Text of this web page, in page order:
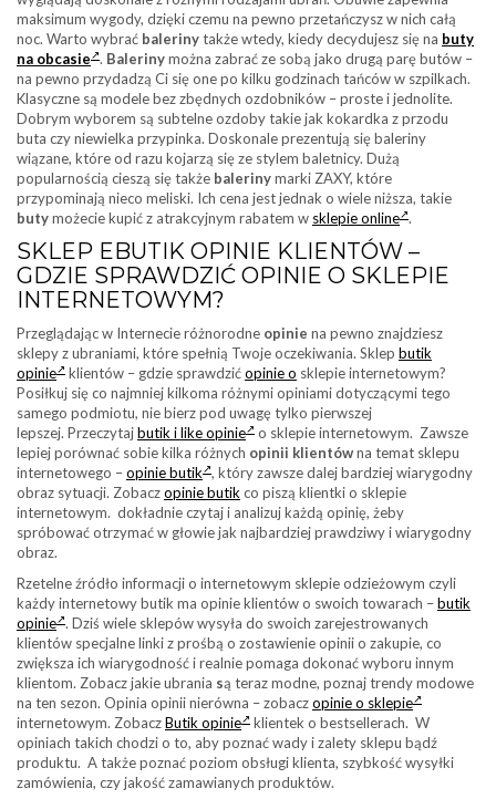
maksimum wygody, dzięki czemu na pewno przetańczysz w nich całą
noc. Warto wybrać balerinytakże wtedy, kiedy decydujesz się na buty
na obcasie . Balerinymożna zabrać ze sobą jako drugą parę butów –
na pewno przydadzą Ci się one po kilku godzinach tańców w szpilkach.
Klasyczne są modele bez zbędnych ozdobników – proste i jednolite.
Dobrym wyborem są subtelne ozdoby takie jak kokardka z przodu
buta czy niewielka przypinka. Doskonale prezentują się baleriny
wiązane, które od razu kojarzą się ze stylem baletnicy. Dużą
popularnością cieszą się także balerinymarki ZAXY, które
przypominają nieco meliski. Ich cena jest jednak o wiele niższa, takie
butymożecie kupić z atrakcyjnym rabatem w sklepie online .
SKLEP EBUTIK OPINIE KLIENTÓW –
GDZIE SPRAWDZIĆ OPINIE O SKLEPIE
INTERNETOWYM?
Przeglądając w Internecie różnorodne opinie na pewno znajdziesz
sklepy z ubraniami, które spełnią Twoje oczekiwania. Sklep butik
opinie
klientów – gdzie sprawdzićopinie o sklepie internetowym?
Posiłkuj się co najmniej kilkoma różnymi opiniami dotyczącymi tego
samego podmiotu, nie bierz pod uwagę tylko pierwszej
lepszej. Przeczytajbutik i like opinie
o sklepie internetowym. Zawsze
lepiej porównać sobie kilka różnych opinii klientówna temat sklepu
internetowego –opinie butik , który zawsze dalej bardziej wiarygodny
obraz sytuacji. Zobaczopinie butikco piszą klientki o sklepie
internetowym. dokładnie czytaj i analizuj każdą opinię, żeby
spróbować otrzymać w głowie jak najbardziej prawdziwy i wiarygodny
obraz.
Rzetelne źródło informacji o internetowym sklepie odzieżowym czyli
każdy internetowy butik ma opinie klientów o swoich towarach –butik
opinie . Dziś wiele sklepów wysyła do swoich zarejestrowanych
klientów specjalne linki z prośbą o zostawienie opinii o zakupie, co
zwiększa ich wiarygodność i realnie pomaga dokonać wyboru innym
klientom. Zobacz jakie ubrania są teraz modne, poznaj trendy modowe
na ten sezon. Opinia opinii nierówna – zobaczopinie o sklepie
internetowym. ZobaczButik opinie
klientek o bestsellerach. W
opiniach takich chodzi o to, aby poznać wady i zalety sklepu bądź
produktu. A także poznać poziom obsługi klienta, szybkość wysyłki
zamówienia, czy jakość zamawianych produktów.